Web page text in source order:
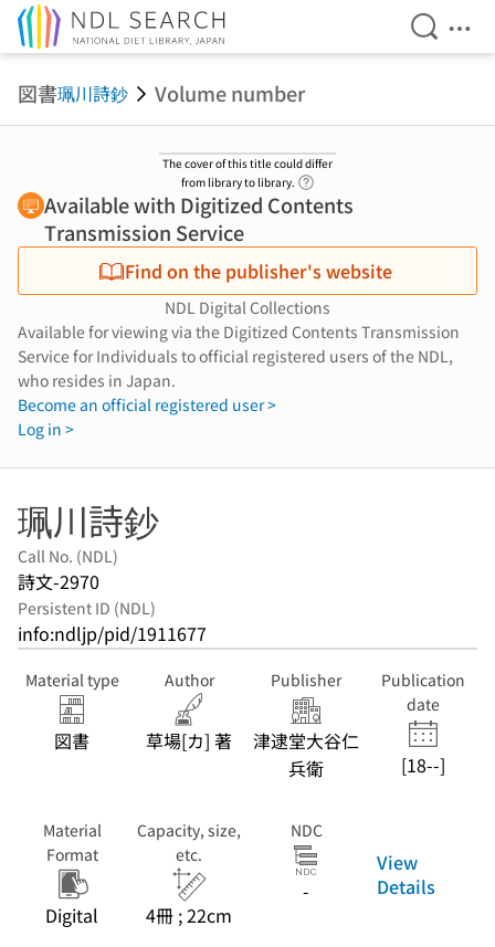
Open
図書珮川詩鈔 Volume number
The cover of this title could differ
from library to library.
Available with Digitized Contents
Transmission Service
Find on the publisher's website
NDL Digital Collections
Available for viewing via the Digitized Contents Transmission
Service for Individuals to official registered users of the NDL,
who resides in Japan.
Become an official registered user >
Log in >
珮川詩鈔
Call No. (NDL)
詩文-2970
Persistent ID (NDL)
info:ndljp/pid/1911677
Material type
図書
Author
草場[カ] 著
Publisher
津逮堂大谷仁
兵衛
Publication
date
[18--]
Material
Format
Digital
Capacity, size,
etc.
4冊 ; 22cm
NDC
-
View
Details